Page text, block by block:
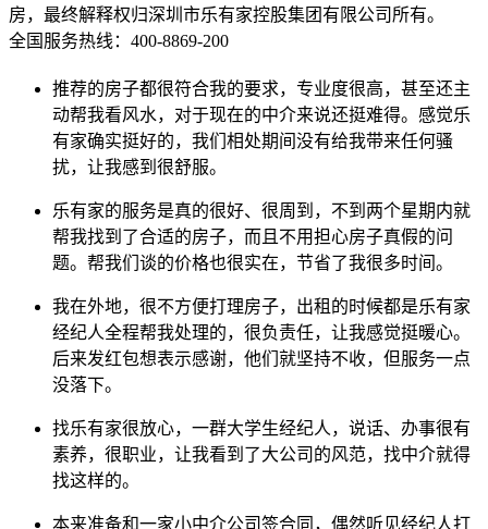
房，最终解释权归深圳市乐有家控股集团有限公司所有。
全国服务热线：400-8869-200
推荐的房子都很符合我的要求，专业度很高，甚至还主
动帮我看风水，对于现在的中介来说还挺难得。感觉乐
有家确实挺好的，我们相处期间没有给我带来任何骚
扰，让我感到很舒服。
乐有家的服务是真的很好、很周到，不到两个星期内就
帮我找到了合适的房子，而且不用担心房子真假的问
题。帮我们谈的价格也很实在，节省了我很多时间。
我在外地，很不方便打理房子，出租的时候都是乐有家
经纪人全程帮我处理的，很负责任，让我感觉挺暖心。
后来发红包想表示感谢，他们就坚持不收，但服务一点
没落下。
找乐有家很放心，一群大学生经纪人，说话、办事很有
素养，很职业，让我看到了大公司的风范，找中介就得
找这样的。
本来准备和一家小中介公司签合同，偶然听见经纪人打